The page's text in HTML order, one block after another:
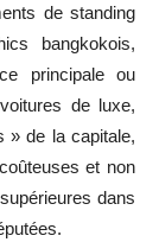
de standing
bangkokois,
principale ou
de luxe,
» de la capitale,
et non
dans